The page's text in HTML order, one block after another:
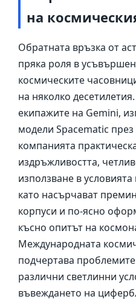
на
Обратната връзка от
пряка роля в
космическите
на няколко
екипажите на Gemini,
модели Spacematic през
компанията
издръжливостта,
използване в
като насърчават
корпуси и по-ясно
късно опитът на
Международната
подчертава
различни светлинни
въвеждането на